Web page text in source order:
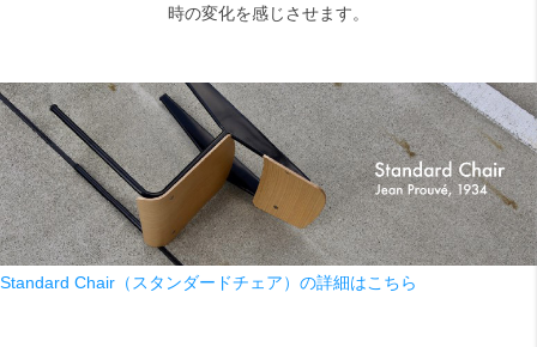
時の変化を感じさせます。
Standard Chair（スタンダードチェア）の詳細はこちら